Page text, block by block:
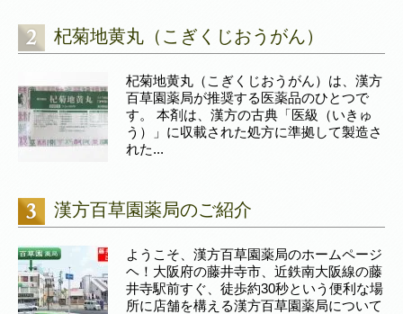
杞菊地黄丸（こぎくじおうがん）
杞菊地黄丸（こぎくじおうがん）は、漢方
百草園薬局が推奨する医薬品のひとつで
す。 本剤は、漢方の古典「医級（いきゅ
う）」に収載された処方に準拠して製造さ
れた...
漢方百草園薬局のご紹介
ようこそ、漢方百草園薬局のホームページ
ヘ！大阪府の藤井寺市、近鉄南大阪線の藤
井寺駅前すぐ、徒歩約30秒という便利な場
所に店舗を構える漢方百草園薬局について